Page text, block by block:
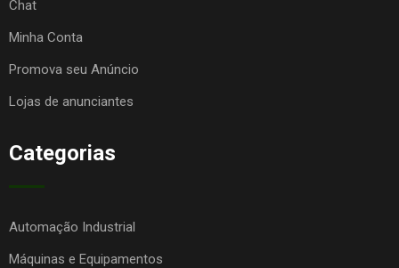
Chat
Minha Conta
Promova seu Anúncio
Lojas de anunciantes
Categorias
Automação Industrial
Máquinas e Equipamentos